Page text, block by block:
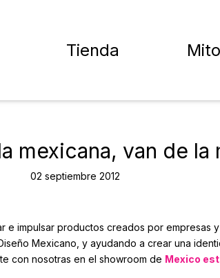
Tienda
mexicana, van de la
02 septiembre 2012
e impulsar productos creados por empresas
Mexicano, y ayudando a crear una
con nosotras en el showroom de Mexico